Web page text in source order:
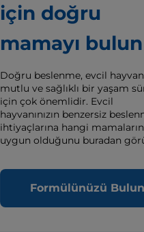
için doğru
mamayı bulun
Doğru beslenme, evcil
mutlu ve sağlıklı bir yaşam
için çok önemlidir. Evcil
hayvanınızın benzersiz
ihtiyaçlarına hangi mamaların
uygun olduğunu buradan
Formülünüzü Bulun